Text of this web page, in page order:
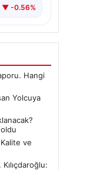
▼ -0.56%
Hangi
Yolcuya
ve